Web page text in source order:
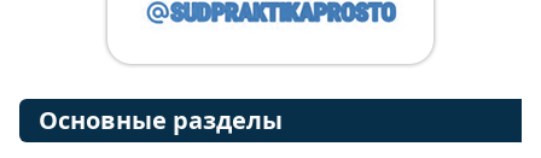
Основные разделы